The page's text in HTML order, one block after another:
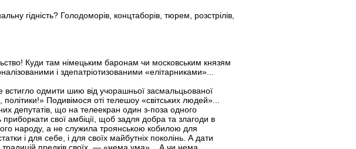
гідність? Голодоморів, концтаборів, тюрем, розстрілів,
Куди там німецьким баронам чи московським князям
і здепатріотизованими «елітарниками»...
одмити шию від учорашньої засмальцьованої
Подивімося оті телешоу «світських людей»...
депутатів, що на телеекран один з-поза одного
свої амбіції, щоб задля добра та злагоди в
народу, а не служила троянською кобилою для
і для себе, і для своїх майбутніх поколінь. А дати